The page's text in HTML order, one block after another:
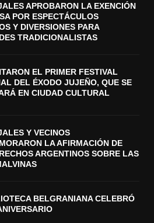
APROBARON LA EXENCIÓN
POR ESPECTÁCULOS
Y DIVERSIONES PARA
TRADICIONALISTAS
EL PRIMER FESTIVAL
DEL ÉXODO JUJEÑO, QUE SE
EN CIUDAD CULTURAL
Y VECINOS
LA AFIRMACIÓN DE
ARGENTINOS SOBRE LAS
BELGRANIANA CELEBRÓ